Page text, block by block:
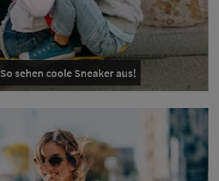
sehen coole Sneaker aus!